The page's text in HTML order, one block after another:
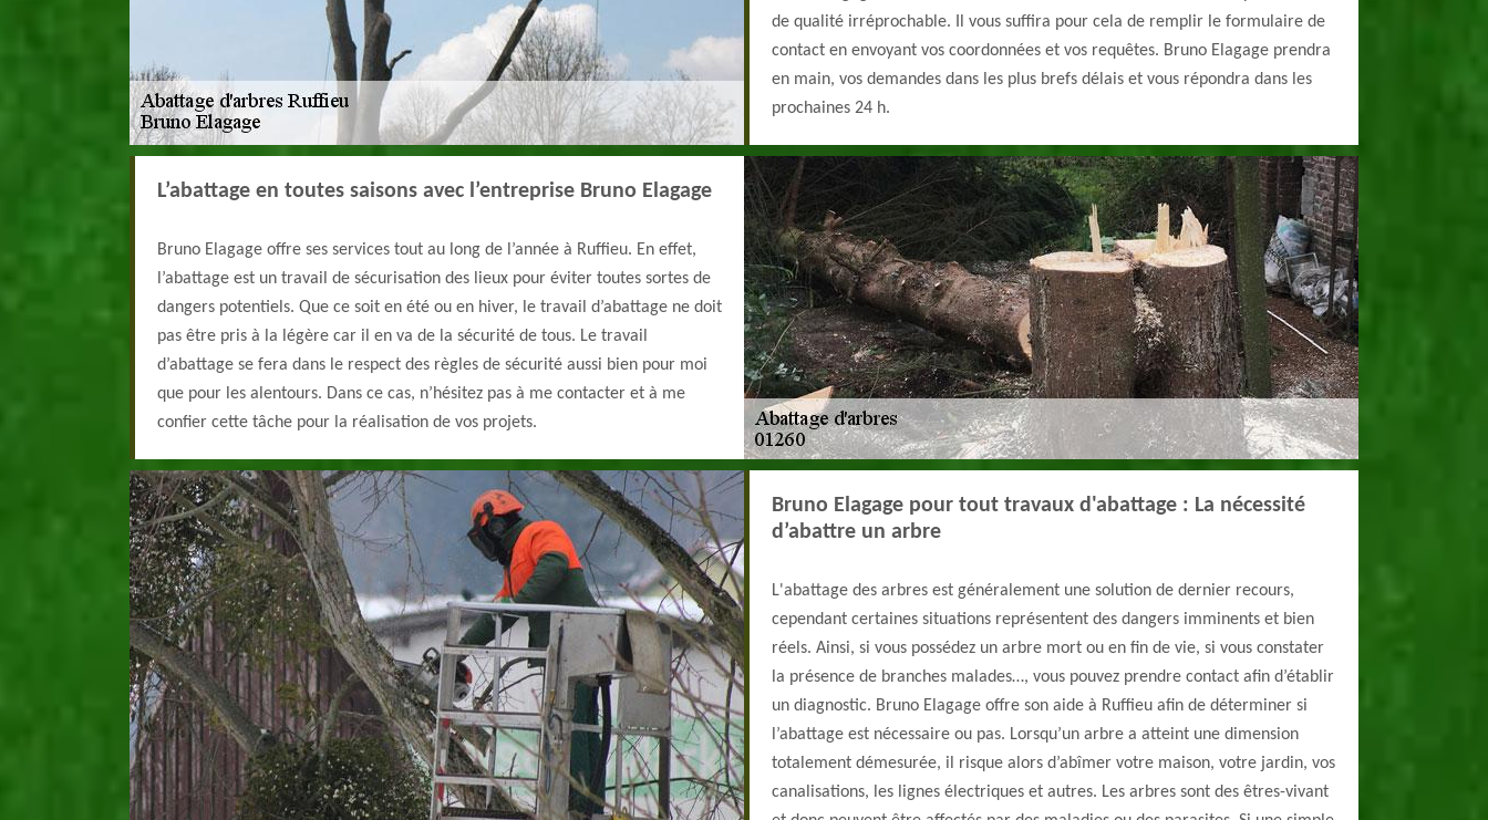
de qualité irréprochable. Il vous suffira pour cela de remplir le formulaire de
contact en envoyant vos coordonnées et vos requêtes. Bruno Elagage prendra
en main, vos demandes dans les plus brefs délais et vous répondra dans les
prochaines 24 h.
L’abattage en toutes saisons avec l’entreprise Bruno Elagage
Bruno Elagage offre ses services tout au long de l’année à Ruffieu. En effet,
l’abattage est un travail de sécurisation des lieux pour éviter toutes sortes de
dangers potentiels. Que ce soit en été ou en hiver, le travail d’abattage ne doit
pas être pris à la légère car il en va de la sécurité de tous. Le travail
d’abattage se fera dans le respect des règles de sécurité aussi bien pour moi
que pour les alentours. Dans ce cas, n’hésitez pas à me contacter et à me
confier cette tâche pour la réalisation de vos projets.
Bruno Elagage pour tout travaux d'abattage : La nécessité
d’abattre un arbre
L'abattage des arbres est généralement une solution de dernier recours,
cependant certaines situations représentent des dangers imminents et bien
réels. Ainsi, si vous possédez un arbre mort ou en fin de vie, si vous constater
la présence de branches malades…, vous pouvez prendre contact afin d’établir
un diagnostic. Bruno Elagage offre son aide à Ruffieu afin de déterminer si
l’abattage est nécessaire ou pas. Lorsqu’un arbre a atteint une dimension
totalement démesurée, il risque alors d’abîmer votre maison, votre jardin, vos
canalisations, les lignes électriques et autres. Les arbres sont des êtres-vivant